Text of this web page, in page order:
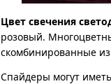
Цвет свечения
розовый.
скомбинированные
Спайдеры могут